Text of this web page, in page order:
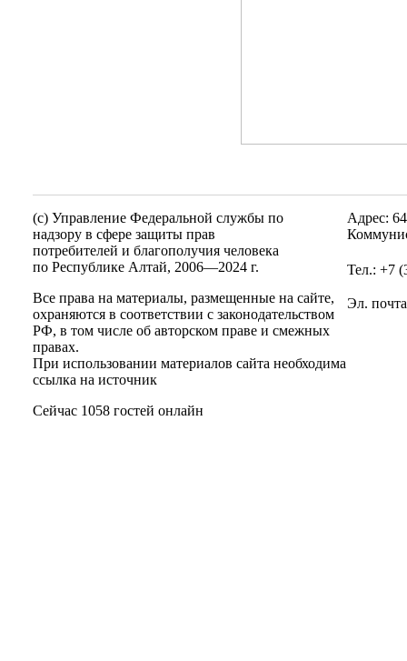
(c) Управление Федеральной службы по
надзору в сфере защиты прав
потребителей и благополучия человека
по Республике Алтай, 2006—2024 г.
Все права на материалы, размещенные на сайте,
охраняются в соответствии с законодательством
РФ, в том числе об авторском праве и смежных
правах.
При использовании материалов сайта необходима
ссылка на источник
Сейчас 1058 гостей онлайн
Адрес:
Тел.: +7
Эл.